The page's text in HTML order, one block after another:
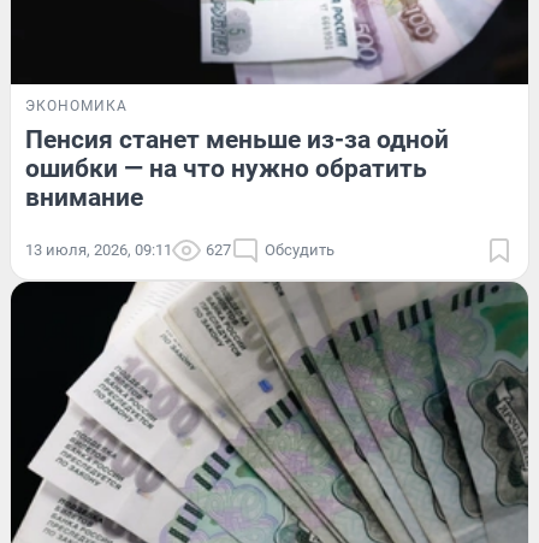
ЭКОНОМИКА
Пенсия станет меньше из-за одной
ошибки — на что нужно обратить
внимание
13 июля, 2026, 09:11 627 Обсудить